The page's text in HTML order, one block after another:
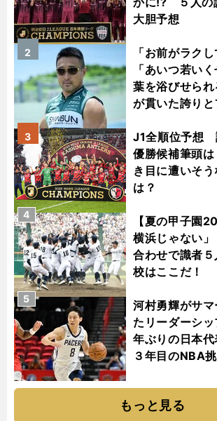
大胆予想
「お前がラク
「あいつ若い
葉を浴びせら
が貫いた誇り
2
J1全順位予想
優勝候補筆頭
き目に遭いそ
は？
3
【夏の甲子園
横浜じゃない
合わせで識者
校はここだ！
4
河村勇輝がサ
たリーダーシ
年ぶりの日本
３年目のNBA
5
もっと見る